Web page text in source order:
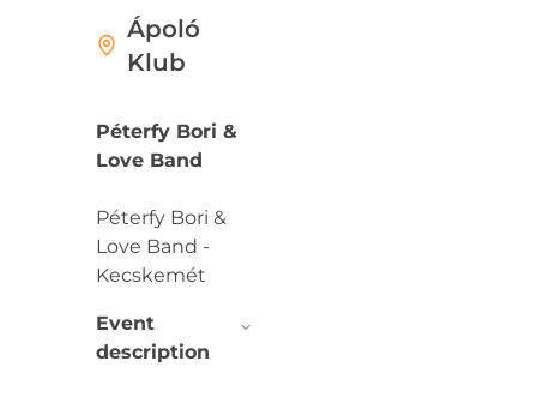
Ápoló
Klub
Péterfy Bori &
Love Band
Péterfy Bori &
Love Band -
Kecskemét
Event
description